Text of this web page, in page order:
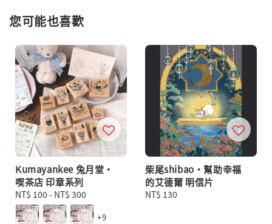
您可能也喜歡
Kumayankee 兔月堂・
喫茶店 印章系列
Regular
price
NT$ 100 - NT$ 300
+9
柴尾shibao・幫助幸福
的艾德爾 明信片
Regular
NT$ 130